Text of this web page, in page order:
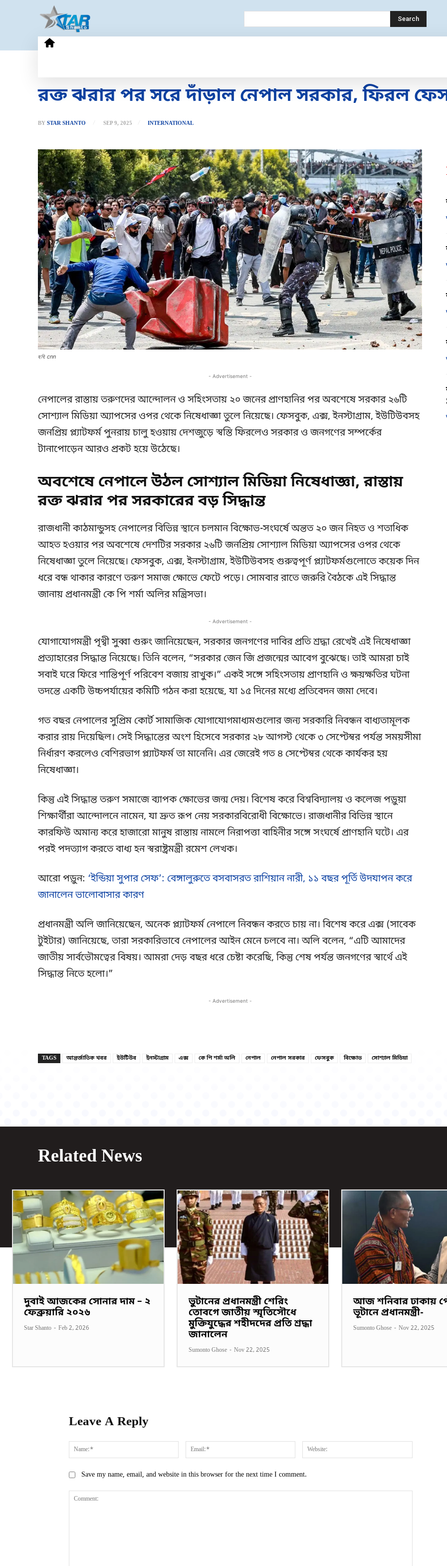
Search
রক্ত ঝরার পর সরে দাঁড়াল নেপাল সরকার, ফিরল
BY STAR SHANTO SEP 9, 2025 INTERNATIONAL
ছবি: cnn
- Advertisement -
নেপালের রাস্তায় তরুণদের আন্দোলন ও সহিংসতায় ২০ জনের প্রাণহানির পর অবশেষে সরকার ২৬টি
সোশ্যাল মিডিয়া অ্যাপসের ওপর থেকে নিষেধাজ্ঞা তুলে নিয়েছে। ফেসবুক, এক্স, ইনস্টাগ্রাম, ইউটিউবসহ
জনপ্রিয় প্ল্যাটফর্ম পুনরায় চালু হওয়ায় দেশজুড়ে স্বস্তি ফিরলেও সরকার ও জনগণের সম্পর্কের
টানাপোড়েন আরও প্রকট হয়ে উঠেছে।
অবশেষে নেপালে উঠল সোশ্যাল মিডিয়া নিষেধাজ্ঞা, রাস্তায়
রক্ত ঝরার পর সরকারের বড় সিদ্ধান্ত
রাজধানী কাঠমান্ডুসহ নেপালের বিভিন্ন স্থানে চলমান বিক্ষোভ-সংঘর্ষে অন্তত ২০ জন নিহত ও শতাধিক
আহত হওয়ার পর অবশেষে দেশটির সরকার ২৬টি জনপ্রিয় সোশ্যাল মিডিয়া অ্যাপসের ওপর থেকে
নিষেধাজ্ঞা তুলে নিয়েছে। ফেসবুক, এক্স, ইনস্টাগ্রাম, ইউটিউবসহ গুরুত্বপূর্ণ প্ল্যাটফর্মগুলোতে কয়েক দিন
ধরে বন্ধ থাকার কারণে তরুণ সমাজ ক্ষোভে ফেটে পড়ে। সোমবার রাতে জরুরি বৈঠকে এই সিদ্ধান্ত
জানায় প্রধানমন্ত্রী কে পি শর্মা অলির মন্ত্রিসভা।
- Advertisement -
যোগাযোগমন্ত্রী পৃথ্বী সুব্বা গুরুং জানিয়েছেন, সরকার জনগণের দাবির প্রতি শ্রদ্ধা রেখেই এই নিষেধাজ্ঞা
প্রত্যাহারের সিদ্ধান্ত নিয়েছে। তিনি বলেন, “সরকার জেন জি প্রজন্মের আবেগ বুঝেছে। তাই আমরা চাই
সবাই ঘরে ফিরে শান্তিপূর্ণ পরিবেশ বজায় রাখুক।” একই সঙ্গে সহিংসতায় প্রাণহানি ও ক্ষয়ক্ষতির ঘটনা
তদন্তে একটি উচ্চপর্যায়ের কমিটি গঠন করা হয়েছে, যা ১৫ দিনের মধ্যে প্রতিবেদন জমা দেবে।
গত বছর নেপালের সুপ্রিম কোর্ট সামাজিক যোগাযোগমাধ্যমগুলোর জন্য সরকারি নিবন্ধন বাধ্যতামূলক
করার রায় দিয়েছিল। সেই সিদ্ধান্তের অংশ হিসেবে সরকার ২৮ আগস্ট থেকে ৩ সেপ্টেম্বর পর্যন্ত সময়সীমা
নির্ধারণ করলেও বেশিরভাগ প্ল্যাটফর্ম তা মানেনি। এর জেরেই গত ৪ সেপ্টেম্বর থেকে কার্যকর হয়
নিষেধাজ্ঞা।
কিন্তু এই সিদ্ধান্ত তরুণ সমাজে ব্যাপক ক্ষোভের জন্ম দেয়। বিশেষ করে বিশ্ববিদ্যালয় ও কলেজ পড়ুয়া
শিক্ষার্থীরা আন্দোলনে নামেন, যা দ্রুত রূপ নেয় সরকারবিরোধী বিক্ষোভে। রাজধানীর বিভিন্ন স্থানে
কারফিউ অমান্য করে হাজারো মানুষ রাস্তায় নামলে নিরাপত্তা বাহিনীর সঙ্গে সংঘর্ষে প্রাণহানি ঘটে। এর
পরই পদত্যাগ করতে বাধ্য হন স্বরাষ্ট্রমন্ত্রী রমেশ লেখক।
আরো পড়ুন: ‘ইন্ডিয়া সুপার সেফ’: বেঙ্গালুরুতে বসবাসরত রাশিয়ান নারী, ১১ বছর পূর্তি উদযাপন করে
জানালেন ভালোবাসার কারণ
প্রধানমন্ত্রী অলি জানিয়েছেন, অনেক প্ল্যাটফর্ম নেপালে নিবন্ধন করতে চায় না। বিশেষ করে এক্স (সাবেক
টুইটার) জানিয়েছে, তারা সরকারিভাবে নেপালের আইন মেনে চলবে না। অলি বলেন, “এটি আমাদের
জাতীয় সার্বভৌমত্বের বিষয়। আমরা দেড় বছর ধরে চেষ্টা করেছি, কিন্তু শেষ পর্যন্ত জনগণের স্বার্থে এই
সিদ্ধান্ত নিতে হলো।”
- Advertisement -
TAGS আন্তর্জাতিক খবর ইউটিউব ইনস্টাগ্রাম এক্স কে পি শর্মা অলি নেপাল নেপাল সরকার ফেসবুক বিক্ষোভ সোশ্যাল মিডিয়া
Related News
দুবাই আজকের সোনার দাম – ২
ফেব্রুয়ারি ২০২৬
Star Shanto - Feb 2, 2026
ভুটানের প্রধানমন্ত্রী শেরিং
তোবগে জাতীয় স্মৃতিসৌধে
মুক্তিযুদ্ধের শহীদদের প্রতি শ্রদ্ধা
জানালেন
Sumonto Ghose - Nov 22, 2025
আজ শনিবার ঢাকায়
ভূটানে প্রধানমন্ত্রী-
Sumonto Ghose - Nov 22, 2025
Leave A Reply
Name:* Email:*
Save my name, email, and website in this browser for the next time I comment.